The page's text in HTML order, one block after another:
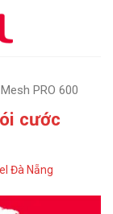
PRO 600
cước
Đà Nẵng